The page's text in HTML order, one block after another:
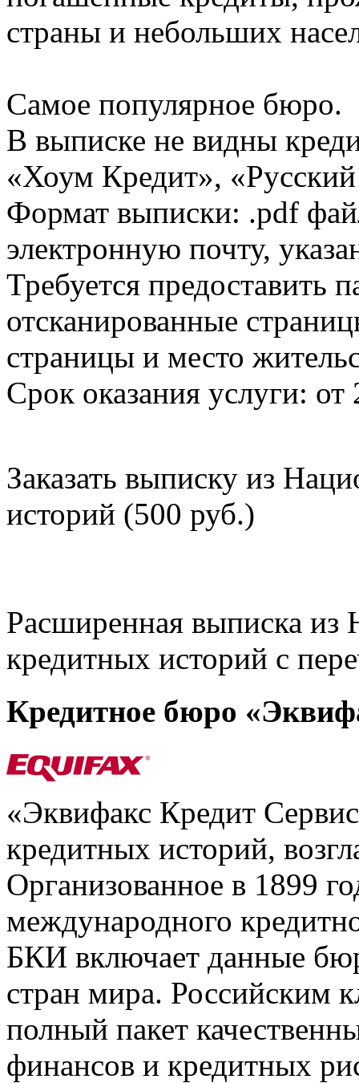
страны и небольших
Самое популярное бюро.
В выписке не видны
«Хоум Кредит»,
Формат выписки: .pdf
электронную почту,
Требуется предоставить
отсканированные
страницы и место
Срок оказания услуги: от
Заказать выписку из
историй (500 руб.)
Расширенная выписка из
кредитных историй с
Кредитное бюро
«Эквифакс Кредит
кредитных историй,
Организованное в 1899
международного
БКИ включает данные
стран мира. Российским
полный пакет
финансов и кредитных